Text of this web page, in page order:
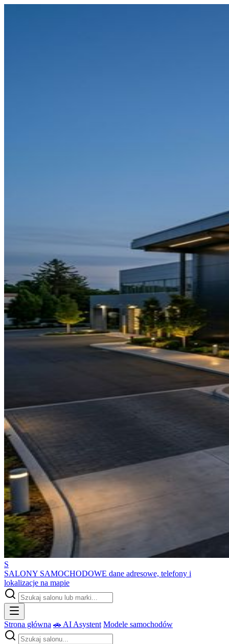
S
SALONY SAMOCHODOWE dane adresowe, telefony i
lokalizacje na mapie
Strona główna 🚗 AI Asystent Modele samochodów